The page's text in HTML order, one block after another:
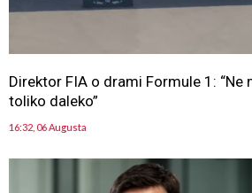
Direktor FIA o drami Formule 1:
toliko daleko”
16:32, 06 Augusta